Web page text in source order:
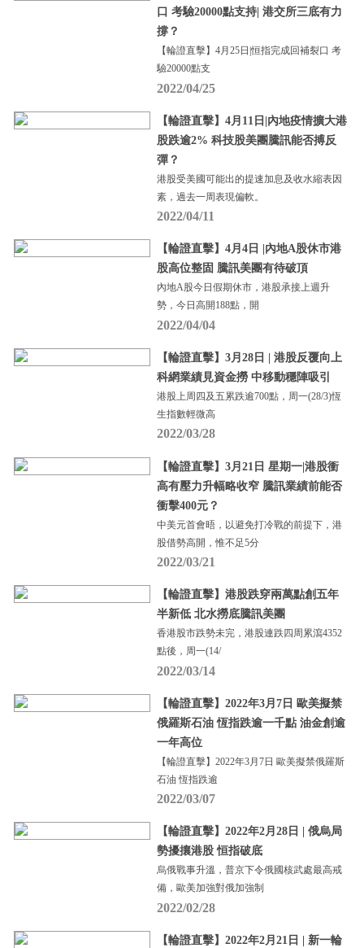
口 考驗20000點支持| 港交所三底有力
撐？
【輪證直擊】4月25日|恒指完成回補裂口 考
驗20000點支
2022/04/25
【輪證直擊】4月11日|內地疫情擴大港
股跌逾2% 科技股美團騰訊能否搏反
彈？
港股受美國可能出的提速加息及收水縮表因
素，過去一周表現偏軟。
2022/04/11
【輪證直擊】4月4日 |內地A股休市港
股高位整固 騰訊美團有待破頂
內地A股今日假期休市，港股承接上週升
勢，今日高開188點，開
2022/04/04
【輪證直擊】3月28日 | 港股反覆向上
科網業績見資金撈 中移動穩陣吸引
港股上周四及五累跌逾700點，周一(28/3)恆
生指數輕微高
2022/03/28
【輪證直擊】3月21日 星期一|港股衝
高有壓力升幅略收窄 騰訊業績前能否
衝擊400元？
中美元首會晤，以避免打冷戰的前提下，港
股借勢高開，惟不足5分
2022/03/21
【輪證直擊】港股跌穿兩萬點創五年
半新低 北水撈底騰訊美團
香港股市跌勢未完，港股連跌四周累瀉4352
點後，周一(14/
2022/03/14
【輪證直擊】2022年3月7日 歐美擬禁
俄羅斯石油 恆指跌逾一千點 油金創逾
一年高位
【輪證直擊】2022年3月7日 歐美擬禁俄羅斯
石油 恆指跌逾
2022/03/07
【輪證直擊】2022年2月28日 | 俄烏局
勢擾攘港股 恒指破底
烏俄戰事升溫，普京下令俄國核武處最高戒
備，歐美加強對俄加強制
2022/02/28
【輪證直擊】2022年2月21日 | 新一輪